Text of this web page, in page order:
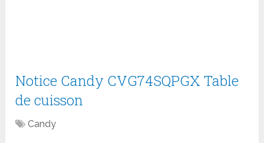
Notice Candy CVG74SQPGX Table
de cuisson
Candy